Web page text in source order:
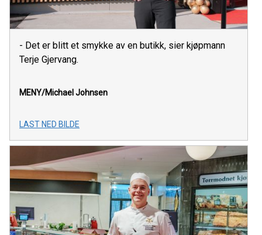
- Det er blitt et smykke av en butikk, sier kjøpmann
Terje Gjervang.
MENY/Michael Johnsen
LAST NED BILDE